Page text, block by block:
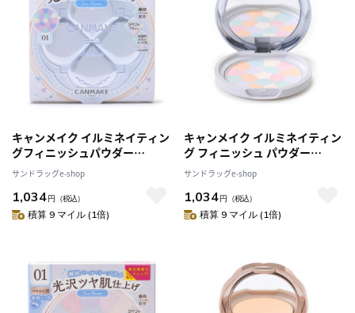
キャンメイク イルミネイティン
グフィニッシュパウダー
Abloom 01 ハイドレンジアガ
ーデン 6.5g
サンドラッグe-shop
1,034円 （税込）
積算 9 マイル (1倍)
キャンメイク イルミネイティン
グ フィニッシュ パウダー
Abloom 02 エメラルドハーバ
リウム 6.5g
サンドラッグe-shop
1,034円 （税込）
積算 9 マイル (1倍)